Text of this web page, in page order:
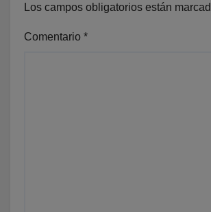
Los campos obligatorios están
Comentario *